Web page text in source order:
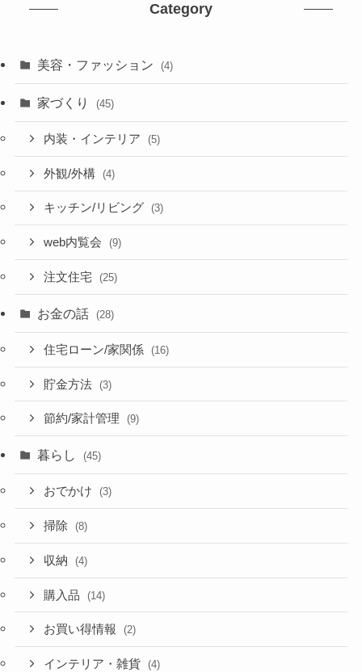
Category
美容・ファッション (4)
家づくり (45)
内装・インテリア (5)
外観/外構 (4)
キッチン/リビング (3)
web内覧会 (9)
注文住宅 (25)
お金の話 (28)
住宅ローン/家関係 (16)
貯金方法 (3)
節約/家計管理 (9)
暮らし (45)
おでかけ (3)
掃除 (8)
収納 (4)
購入品 (14)
お買い得情報 (2)
インテリア・雑貨 (4)